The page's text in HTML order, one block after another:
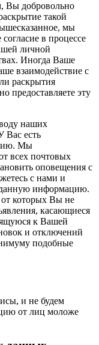
Вы добровольно
такой
мы
в процессе
личной
Иногда Ваше
взаимодействие с
раскрытия
предоставляете эту
наших
Вас есть
Мы
всех почтовых
оповещения с
с нами и
информацию.
которых Вы не
касающиеся
к Вашей
и отключений
подобные
и не будем
от лиц моложе